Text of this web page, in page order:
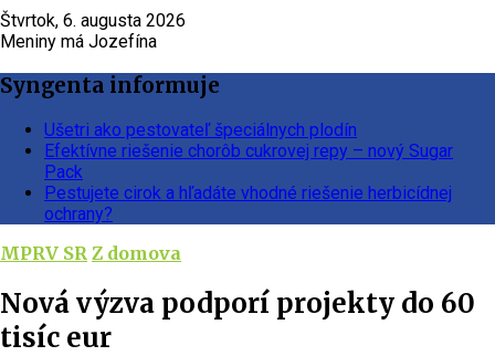
Štvrtok, 6. augusta 2026
Meniny má Jozefína
Syngenta informuje
Ušetri ako pestovateľ špeciálnych plodín
Efektívne riešenie chorôb cukrovej repy – nový Sugar
Pack
Pestujete cirok a hľadáte vhodné riešenie herbicídnej
ochrany?
MPRV SR Z domova
Nová výzva podporí projekty do 60
tisíc eur